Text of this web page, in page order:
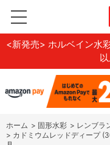
<新発売> ホルベイン水
ホーム > 固形水彩 > レンブラ
> カドミウムレッドディープ